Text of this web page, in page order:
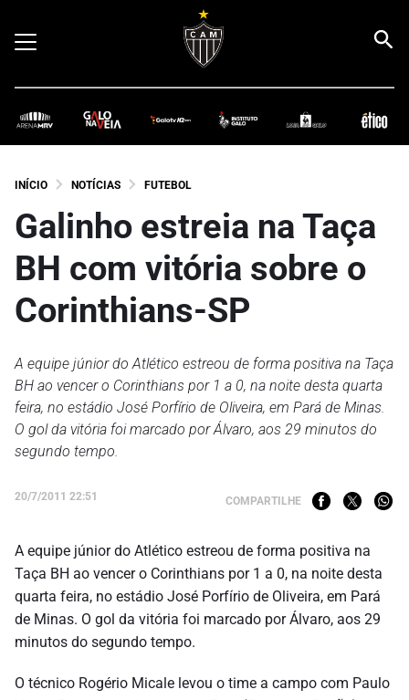
INÍCIO NOTÍCIAS FUTEBOL
Galinho estreia na Taça
BH com vitória sobre o
Corinthians-SP
A equipe júnior do Atlético estreou de forma positiva na Taça
BH ao vencer o Corinthians por 1 a 0, na noite desta quarta
feira, no estádio José Porfírio de Oliveira, em Pará de Minas.
O gol da vitória foi marcado por Álvaro, aos 29 minutos do
segundo tempo.
20/7/2011 22:51 COMPARTILHE
A equipe júnior do Atlético estreou de forma positiva na
Taça BH ao vencer o Corinthians por 1 a 0, na noite desta
quarta feira, no estádio José Porfírio de Oliveira, em Pará
de Minas. O gol da vitória foi marcado por Álvaro, aos 29
minutos do segundo tempo.
O técnico Rogério Micale levou o time a campo com Paulo